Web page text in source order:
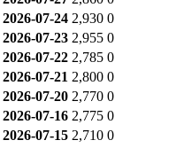
날짜 종가 공매도 잔고
2026-08-05 2,870 0
2026-08-04 2,870 0
2026-08-03 2,830 0
2026-07-31 2,870 0
2026-07-30 2,775 0